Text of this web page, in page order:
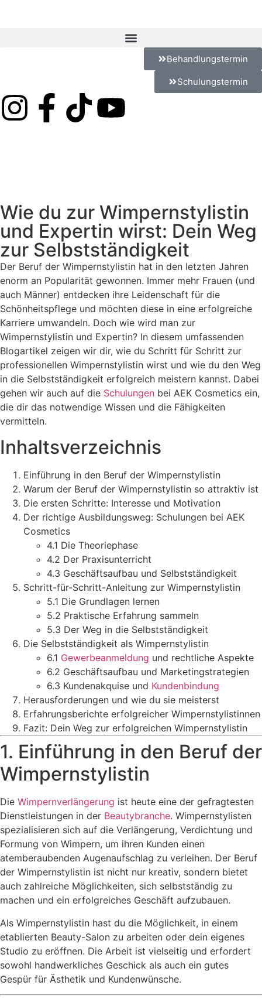
Behandlungstermin
Schulungstermin
Wie du zur Wimpernstylistin
und Expertin wirst: Dein Weg
zur Selbstständigkeit
Der Beruf der Wimpernstylistin hat in den letzten Jahren
enorm an Popularität gewonnen. Immer mehr Frauen (und
auch Männer) entdecken ihre Leidenschaft für die
Schönheitspflege und möchten diese in eine erfolgreiche
Karriere umwandeln. Doch wie wird man zur
Wimpernstylistin und Expertin? In diesem umfassenden
Blogartikel zeigen wir dir, wie du Schritt für Schritt zur
professionellen Wimpernstylistin wirst und wie du den Weg
in die Selbstständigkeit erfolgreich meistern kannst. Dabei
gehen wir auch auf die Schulungen bei AEK Cosmetics ein,
die dir das notwendige Wissen und die Fähigkeiten
vermitteln.
Inhaltsverzeichnis
Einführung in den Beruf der Wimpernstylistin
Warum der Beruf der Wimpernstylistin so attraktiv ist
Die ersten Schritte: Interesse und Motivation
Der richtige Ausbildungsweg: Schulungen bei AEK
Cosmetics
4.1 Die Theoriephase
4.2 Der Praxisunterricht
4.3 Geschäftsaufbau und Selbstständigkeit
Schritt-für-Schritt-Anleitung zur Wimpernstylistin
5.1 Die Grundlagen lernen
5.2 Praktische Erfahrung sammeln
5.3 Der Weg in die Selbstständigkeit
Die Selbstständigkeit als Wimpernstylistin
6.1 Gewerbeanmeldung und rechtliche Aspekte
6.2 Geschäftsaufbau und Marketingstrategien
6.3 Kundenakquise und Kundenbindung
Herausforderungen und wie du sie meisterst
Erfahrungsberichte erfolgreicher Wimpernstylistinnen
Fazit: Dein Weg zur erfolgreichen Wimpernstylistin
1. Einführung in den Beruf der
Wimpernstylistin
Die Wimpernverlängerung ist heute eine der gefragtesten
Dienstleistungen in der Beautybranche. Wimpernstylisten
spezialisieren sich auf die Verlängerung, Verdichtung und
Formung von Wimpern, um ihren Kunden einen
atemberaubenden Augenaufschlag zu verleihen. Der Beruf
der Wimpernstylistin ist nicht nur kreativ, sondern bietet
auch zahlreiche Möglichkeiten, sich selbstständig zu
machen und ein erfolgreiches Geschäft aufzubauen.
Als Wimpernstylistin hast du die Möglichkeit, in einem
etablierten Beauty-Salon zu arbeiten oder dein eigenes
Studio zu eröffnen. Die Arbeit ist vielseitig und erfordert
sowohl handwerkliches Geschick als auch ein gutes
Gespür für Ästhetik und Kundenwünsche.